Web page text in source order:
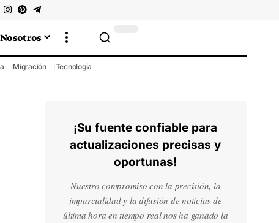
Nosotros
Migración Tecnología
¡Su fuente confiable para
actualizaciones precisas y
oportunas!
Nuestro compromiso con la precisión, la
imparcialidad y la difusión de noticias de
última hora en tiempo real nos ha ganado la